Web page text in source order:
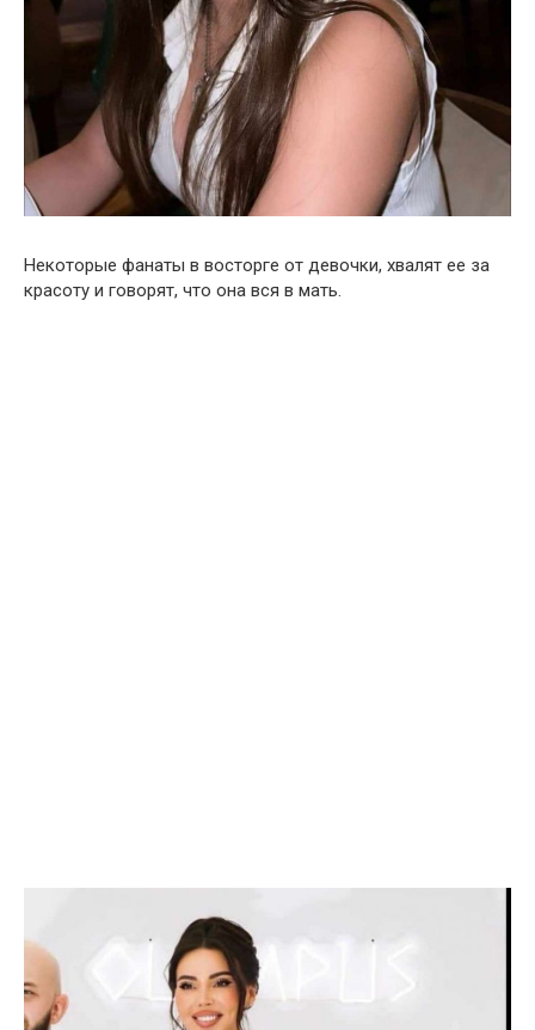
Некоторые фанаты в восторге от девочки, хвалят ее за
красоту и говорят, что она вся в мать.